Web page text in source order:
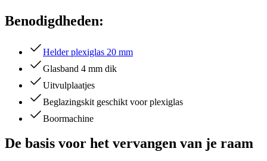
Benodigdheden:
Helder plexiglas 20 mm
Glasband 4 mm dik
Uitvulplaatjes
Beglazingskit geschikt voor plexiglas
Boormachine
De basis voor het vervangen van je raam